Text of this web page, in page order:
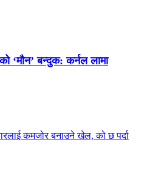
‘मौन’ बन्दुक: कर्नल लामा